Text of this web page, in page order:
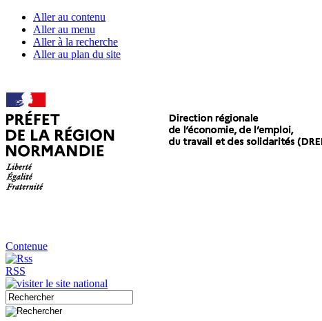
Aller au contenu
Aller au menu
Aller à la recherche
Aller au plan du site
Contenue
RSS